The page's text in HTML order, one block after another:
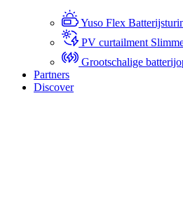
Yuso Flex
PV curtailment
Grootschalige
Partners
Discover